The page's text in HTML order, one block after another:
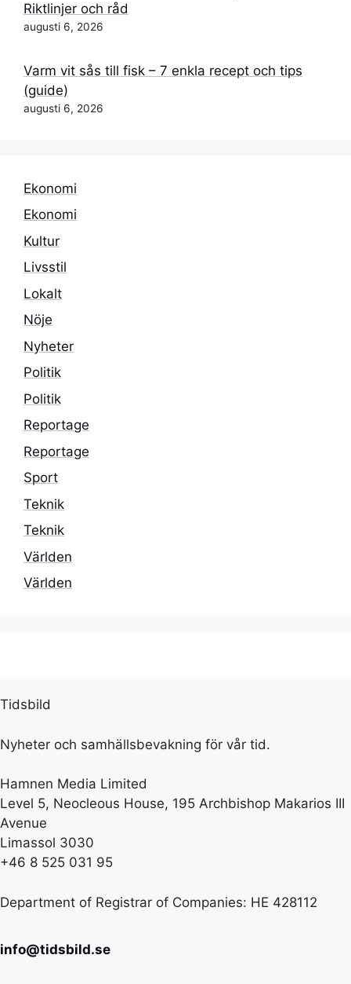
Riktlinjer och råd
augusti 6, 2026
Varm vit sås till fisk – 7 enkla recept och tips
(guide)
augusti 6, 2026
Ekonomi
Ekonomi
Kultur
Livsstil
Lokalt
Nöje
Nyheter
Politik
Politik
Reportage
Reportage
Sport
Teknik
Teknik
Världen
Världen
Tidsbild
Nyheter och samhällsbevakning för vår tid.
Hamnen Media Limited
Level 5, Neocleous House, 195 Archbishop Makarios III
Avenue
Limassol 3030
+46 8 525 031 95
Department of Registrar of Companies: HE 428112
info@tidsbild.se